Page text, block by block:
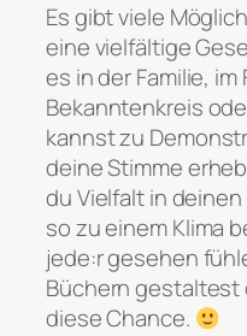
Es gibt viele
eine vielfältige
es in der Familie,
Bekanntenkreis
kannst zu
deine Stimme
du Vielfalt in
so zu einem Klima
jede:r gesehen
Büchern gestaltest
diese Chance.